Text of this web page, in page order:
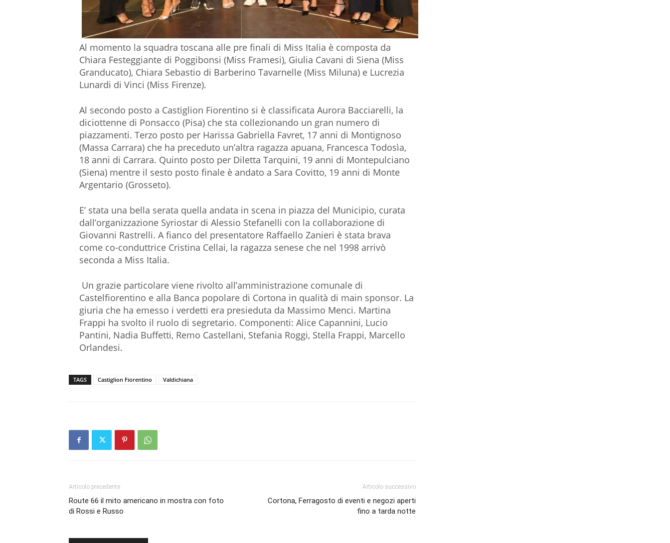
Al momento la squadra toscana alle pre finali di Miss Italia è composta da
Chiara Festeggiante di Poggibonsi (Miss Framesi), Giulia Cavani di Siena (Miss
Granducato), Chiara Sebastio di Barberino Tavarnelle (Miss Miluna) e Lucrezia
Lunardi di Vinci (Miss Firenze).
Al secondo posto a Castiglion Fiorentino si è classificata Aurora Bacciarelli, la
diciottenne di Ponsacco (Pisa) che sta collezionando un gran numero di
piazzamenti. Terzo posto per Harissa Gabriella Favret, 17 anni di Montignoso
(Massa Carrara) che ha preceduto un’altra ragazza apuana, Francesca Todosìa,
18 anni di Carrara. Quinto posto per Diletta Tarquini, 19 anni di Montepulciano
(Siena) mentre il sesto posto finale è andato a Sara Covitto, 19 anni di Monte
Argentario (Grosseto).
E’ stata una bella serata quella andata in scena in piazza del Municipio, curata
dall’organizzazione Syriostar di Alessio Stefanelli con la collaborazione di
Giovanni Rastrelli. A fianco del presentatore Raffaello Zanieri è stata brava
come co-conduttrice Cristina Cellai, la ragazza senese che nel 1998 arrivò
seconda a Miss Italia.
Un grazie particolare viene rivolto all’amministrazione comunale di
Castelfiorentino e alla Banca popolare di Cortona in qualità di main sponsor. La
giuria che ha emesso i verdetti era presieduta da Massimo Menci. Martina
Frappi ha svolto il ruolo di segretario. Componenti: Alice Capannini, Lucio
Pantini, Nadia Buffetti, Remo Castellani, Stefania Roggi, Stella Frappi, Marcello
Orlandesi.
TAGS Castiglion Fiorentino Valdichiana
Articolo precedente
Route 66 il mito americano in mostra con foto
di Rossi e Russo
Articolo successivo
Cortona, Ferragosto di eventi e negozi aperti
fino a tarda notte